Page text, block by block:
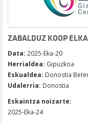
ZABALDUZ KOOP
Data: 2025-Eka-20
Herrialdea: Gipuzkoa
Eskualdea: Donostia
Udalerria: Donostia
Eskaintza noizarte:
2025-Eka-24